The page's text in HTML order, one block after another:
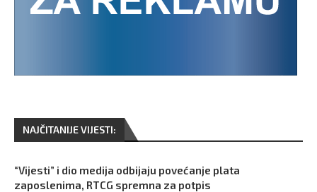
NAJČITANIJE VIJESTI:
“Vijesti” i dio medija odbijaju povećanje plata
zaposlenima, RTCG spremna za potpis